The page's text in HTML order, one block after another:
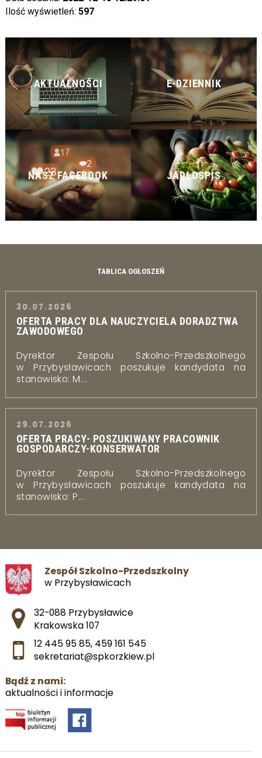
Ilość wyświetleń: 597
AKTUALNOŚCI E-DZIENNIK
NASZ FACEBOOK JADŁOSPIS
TABLICA OGŁOSZEŃ
30.07.2026
OFERTA PRACY DLA NAUCZYCIELA DORADZTWA
ZAWODOWEGO
Dyrektor Zespołu Szkolno-Przedszkolnego
w Przybysławicach poszukuje kandydata na
stanowisko: M...
29.07.2026
OFERTA PRACY- POSZUKIWANY PRACOWNIK
GOSPODARCZY-KONSERWATOR
Dyrektor Zespołu Szkolno-Przedszkolnego
w Przybysławicach poszukuje kandydata na
stanowisko: P...
Zespół Szkolno-Przedszkolny
w Przybysławicach
Adres pocztowy:
32-088 Przybysławice
Krakowska 107
12 445 95 85, 459 161 545
sekretariat@spkorzkiew.pl
Bądź z nami:
aktualności i informacje